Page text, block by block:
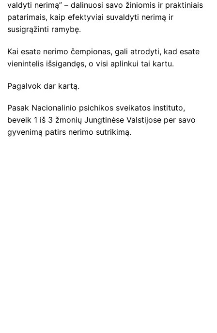
valdyti nerimą” – dalinuosi savo žiniomis ir praktiniais
patarimais, kaip efektyviai suvaldyti nerimą ir
susigrąžinti ramybę.
Kai esate nerimo čempionas, gali atrodyti, kad esate
vienintelis išsigandęs, o visi aplinkui tai kartu.
Pagalvok dar kartą.
Pasak Nacionalinio psichikos sveikatos instituto,
beveik 1 iš 3 žmonių Jungtinėse Valstijose per savo
gyvenimą patirs nerimo sutrikimą.